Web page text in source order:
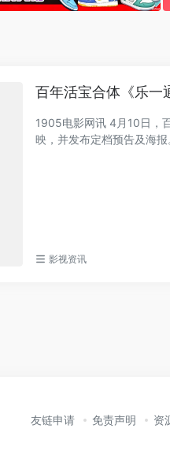
百年活宝合体《乐一
1905电影网讯 4月10日，
映，并发布定档预告及海报
影视资讯
友链申请 免责声明 资